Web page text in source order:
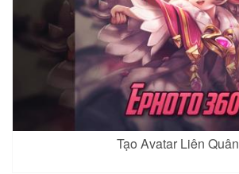
Tạo Avatar Liên Quân